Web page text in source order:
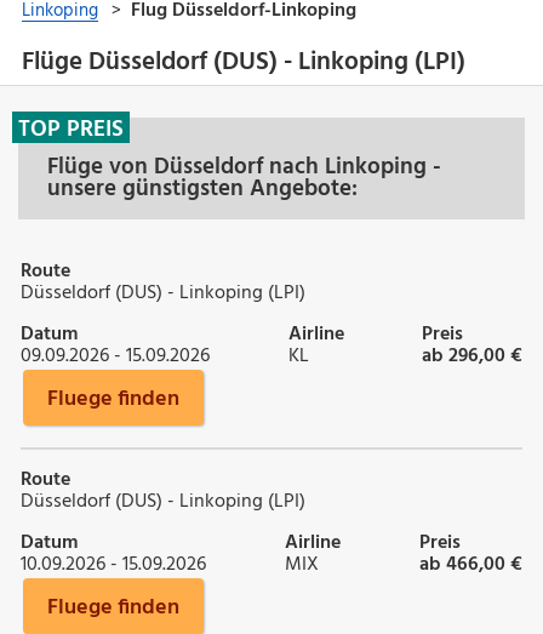
Flüge Düsseldorf (DUS) - Linkoping (LPI)
Flüge von Düsseldorf nach Linkoping -
unsere günstigsten Angebote:
TOP PREIS
Route
Düsseldorf (DUS) - Linkoping (LPI)
Datum
09.09.2026 - 15.09.2026
Airline
KL
Preis
ab 296,00 €
Fluege finden
Route
Düsseldorf (DUS) - Linkoping (LPI)
Datum
10.09.2026 - 15.09.2026
Airline
MIX
Preis
ab 466,00 €
Fluege finden